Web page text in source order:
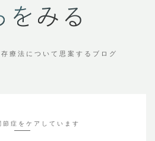
療法について思案するブログ
節症をケアしています